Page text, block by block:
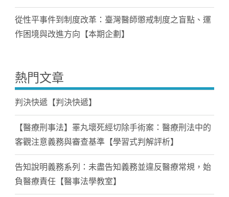
從性平事件到制度改革：臺灣醫師懲戒制度之盲點、運
作困境與改進方向【本期企劃】
熱門文章
判決快遞【判決快遞】
【醫療刑事法】睪丸壞死經切除手術案：醫療刑法中的
客觀注意義務與審查基準【學習式判解評析】
告知說明義務系列：未盡告知義務並違反醫療常規，始
負醫療責任【醫事法學教室】